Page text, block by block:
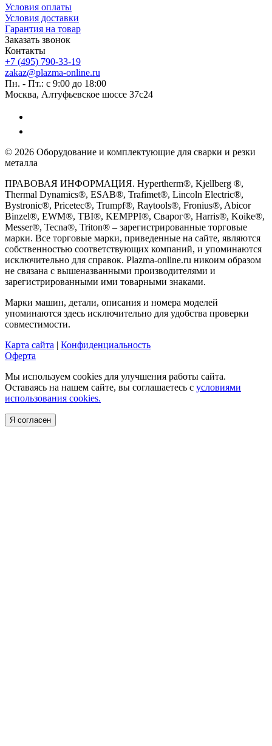
Условия оплаты
Условия доставки
Гарантия на товар
Заказать звонок
Контакты
+7 (495) 790-33-19
zakaz@plazma-online.ru
Пн. - Пт.: с 9:00 до 18:00
Москва, Алтуфьевское шоссе 37с24
© 2026 Оборудование и комплектующие для сварки и резки
металла
ПРАВОВАЯ ИНФОРМАЦИЯ. Hypertherm®, Kjellberg ®,
Thermal Dynamics®, ESAB®, Trafimet®, Lincoln Electric®,
Bystronic®, Pricetec®, Trumpf®, Raytools®, Fronius®, Abicor
Binzel®, EWM®, TBI®, KEMPPI®, Сварог®, Harris®, Koike®,
Messer®, Tecna®, Triton® – зарегистрированные торговые
марки. Все торговые марки, приведенные на сайте, являются
собственностью соответствующих компаний, и упоминаются
исключительно для справок. Plazma-online.ru никоим образом
не связана с вышеназванными производителями и
зарегистрированными ими товарными знаками.
Марки машин, детали, описания и номера моделей
упоминаются здесь исключительно для удобства проверки
совместимости.
Карта сайта | Конфиденциальность
Оферта
Мы используем cookies для улучшения работы сайта.
Оставаясь на нашем сайте, вы соглашаетесь с условиями
использования cookies.
Я согласен